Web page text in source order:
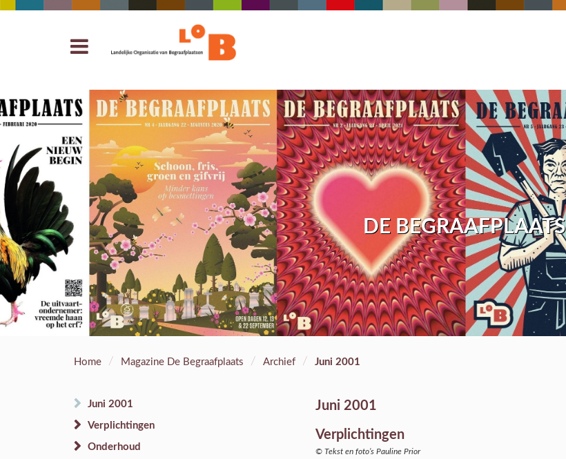
DE BEGRAAFPLAATS
Home / Magazine De Begraafplaats / Archief / Juni 2001
Juni 2001
Verplichtingen
Onderhoud
Juni 2001
Verplichtingen
© Tekst en foto’s Pauline Prior